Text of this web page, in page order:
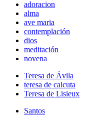
adoracion
alma
ave maria
contemplación
dios
meditación
novena
Teresa de Ávila
teresa de calcuta
Teresa de Lisieux
Santos